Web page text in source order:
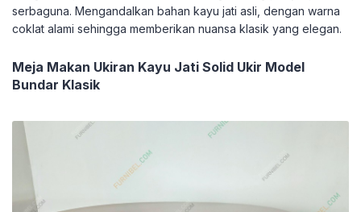
serbaguna. Mengandalkan bahan kayu jati asli, dengan warna
coklat alami sehingga memberikan nuansa klasik yang elegan.
Meja Makan Ukiran Kayu Jati Solid Ukir Model
Bundar Klasik